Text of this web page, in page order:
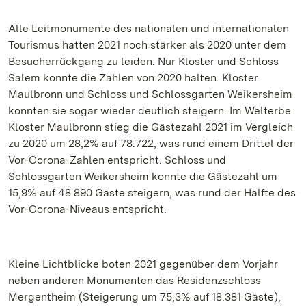
Alle Leitmonumente des nationalen und internationalen
Tourismus hatten 2021 noch stärker als 2020 unter dem
Besucherrückgang zu leiden. Nur Kloster und Schloss
Salem konnte die Zahlen von 2020 halten. Kloster
Maulbronn und Schloss und Schlossgarten Weikersheim
konnten sie sogar wieder deutlich steigern. Im Welterbe
Kloster Maulbronn stieg die Gästezahl 2021 im Vergleich
zu 2020 um 28,2% auf 78.722, was rund einem Drittel der
Vor-Corona-Zahlen entspricht. Schloss und
Schlossgarten Weikersheim konnte die Gästezahl um
15,9% auf 48.890 Gäste steigern, was rund der Hälfte des
Vor-Corona-Niveaus entspricht.
Kleine Lichtblicke boten 2021 gegenüber dem Vorjahr
neben anderen Monumenten das Residenzschloss
Mergentheim (Steigerung um 75,3% auf 18.381 Gäste),